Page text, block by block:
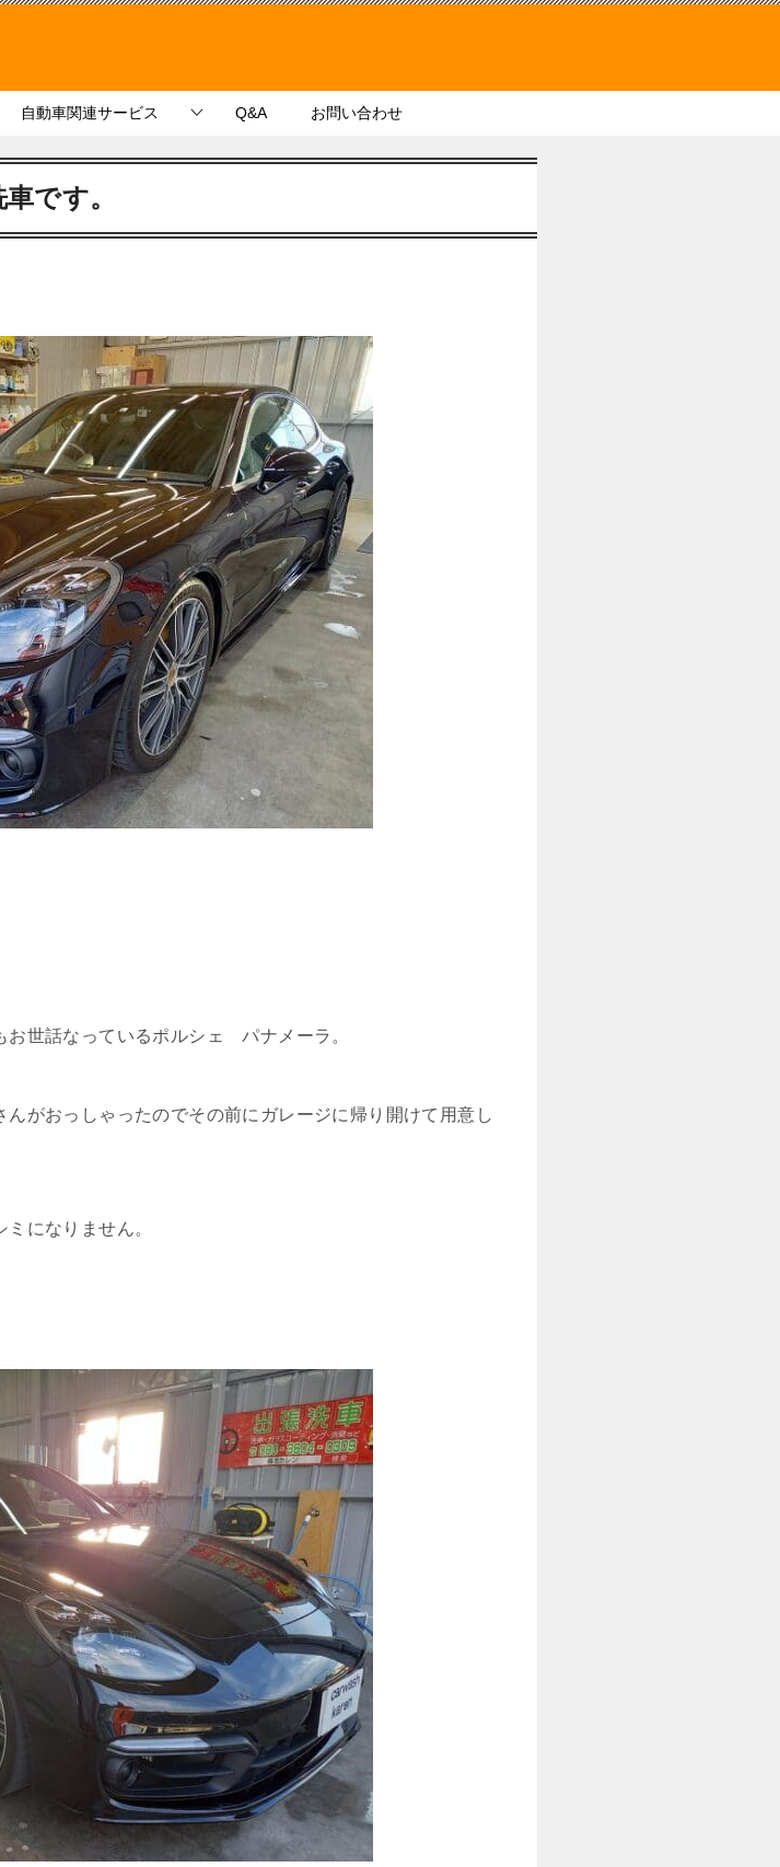
自動車関連サービス Q&A お問い合わせ
です。
お世話なっているポルシェ パナメーラ。
がおっしゃったのでその前にガレージに帰り開けて用意し
になりません。